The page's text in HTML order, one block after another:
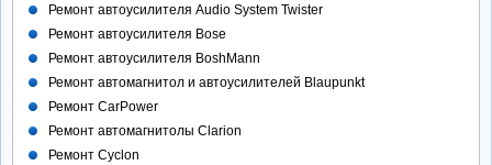
Ремонт автоусилителя Audio System Twister
Ремонт автоусилителя Bose
Ремонт автоусилителя BoshMann
Ремонт автомагнитол и автоусилителей Blaupunkt
Ремонт CarPower
Ремонт автомагнитолы Clarion
Ремонт Cyclon